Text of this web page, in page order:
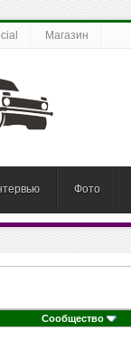
Магазин
Фото
Сообщество